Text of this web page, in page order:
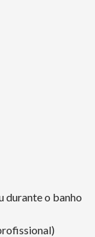
durante o banho